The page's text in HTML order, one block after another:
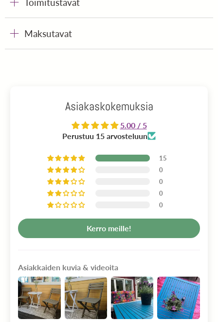
Maksutavat
Asiakaskokemuksia
5.00 / 5
Perustuu 15 arvosteluun
15
0
0
0
0
Kerro meille!
Asiakkaiden kuvia & videoita